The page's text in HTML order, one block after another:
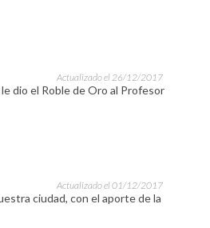
Actualizado el 26/12/2017
dio el Roble de Oro al Profesor
Actualizado el 01/12/2017
ciudad, con el aporte de la